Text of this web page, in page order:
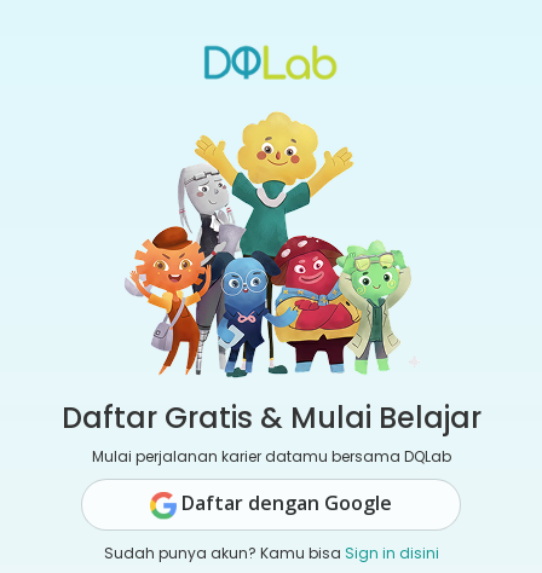
Daftar Gratis & Mulai Belajar
Mulai perjalanan karier datamu bersama DQLab
Daftar dengan Google
Sudah punya akun? Kamu bisa Sign in disini